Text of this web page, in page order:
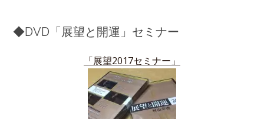
◆DVD「展望と開運」セミナー
「展望2017セミナー」